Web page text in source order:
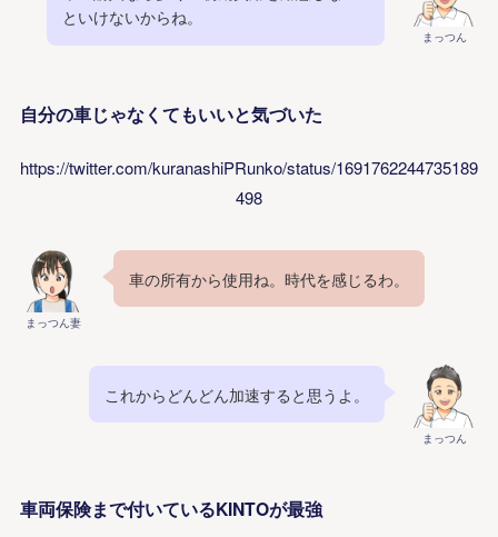
まっつん
といけないからね。
自分の車じゃなくてもいいと気づいた
https://twitter.com/kuranashiPRunko/status/1691762244735189
498
まっつん妻
車の所有から使用ね。時代を感じるわ。
まっつん
これからどんどん加速すると思うよ。
車両保険まで付いているKINTOが最強